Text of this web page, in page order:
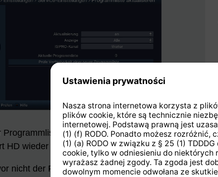
Programmlisten-Aktualisierung sollten Welt HD
HD wieder korrekt zu empfangen sein.
nicht der Fall, versuchen Sie bitte Option B.